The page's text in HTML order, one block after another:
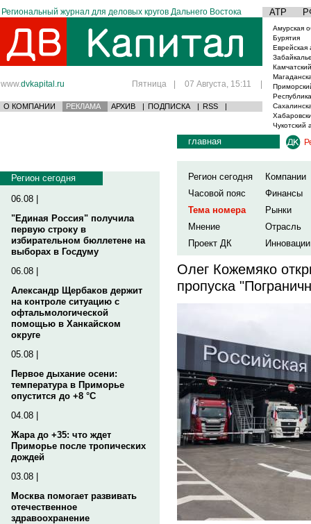
Региональный журнал для деловых кругов Дальнего Востока АТР
www.dvkapital.ru Пятница | 07 Августа, 15:11 |
О КОМПАНИИ РЕКЛАМА АРХИВ | ПОДПИСКА | RSS |
Амурская
Бурятия
Еврейская
Чукотский
Регион сегодня
06.08 |
"Единая Россия" получила
первую строку в
избирательном бюллетене на
выборах в Госдуму
06.08 |
Александр Щербаков держит
на контроле ситуацию с
офтальмологической
помощью в Ханкайском
округе
05.08 |
Первое дыхание осени:
температура в Приморье
опустится до +8 °C
04.08 |
Жара до +35: что ждет
Приморье после тропических
дождей
03.08 |
Москва помогает развивать
отечественное
здравоохранение
главная
Регион сегодня
Компании
Часовой пояс
Финансы
Тема номера
Рынки
Мнение
Отрасль
Проект ДК
Инновации
Олег Кожемяко
пропуска